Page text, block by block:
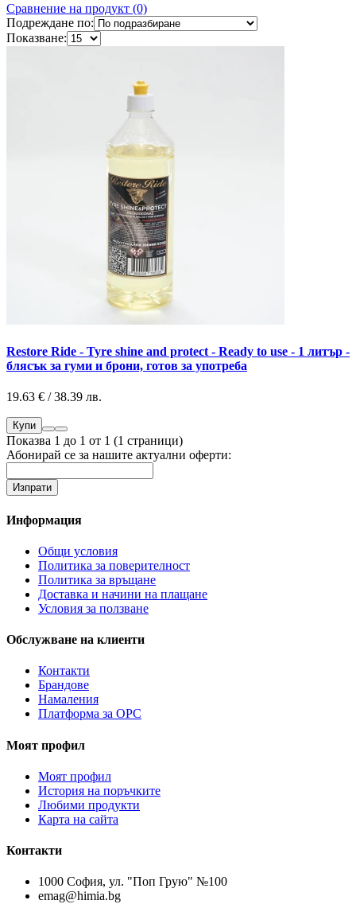
Сравнение на продукт (0)
Подреждане по:
Показване:
Restore Ride - Tyre shine and protect - Ready to use - 1 литър -
блясък за гуми и брони, готов за употреба
19.63 € / 38.39 лв.
Купи
Показва 1 до 1 от 1 (1 страници)
Абонирай се за нашите актуални оферти:
Информация
Общи условия
Политика за поверителност
Политика за връщане
Доставка и начини на плащане
Условия за ползване
Обслужване на клиенти
Контакти
Брандове
Намаления
Платформа за ОРС
Моят профил
Моят профил
История на поръчките
Любими продукти
Карта на сайта
Контакти
1000 София, ул. "Поп Грую" №100
emag@himia.bg